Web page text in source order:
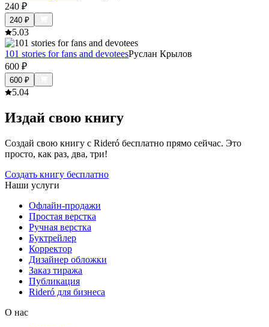
240 ₽
240 ₽
5.03
101 stories for fans and devoteesРуслан Крылов
600 ₽
600 ₽
5.04
Издай свою книгу
Создай свою книгу с Rideró бесплатно прямо сейчас. Это
просто, как раз, два, три!
Создать книгу бесплатно
Наши услуги
Офлайн-продажи
Простая верстка
Ручная верстка
Буктрейлер
Корректор
Дизайнер обложки
Заказ тиража
Публикация
Rideró для бизнеса
О нас